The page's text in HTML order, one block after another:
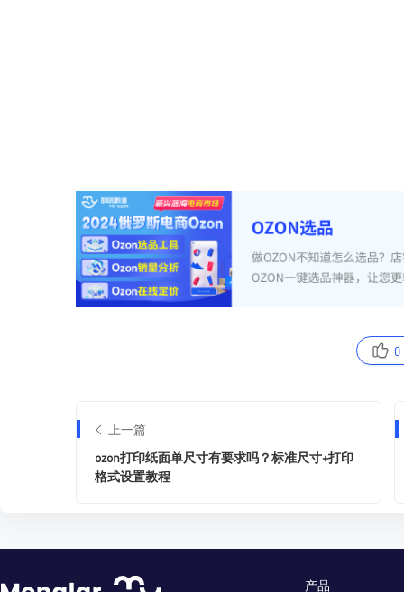
0
上一篇
ozon打印纸面单尺寸有要求吗？标准尺寸+打印
格式设置教程
产品